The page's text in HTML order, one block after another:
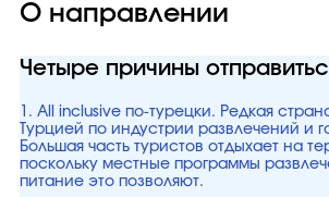
О направлении
Четыре причины
1. All inclusive по-турецки. Редкая
Турцией по индустрии развлечений и
Большая часть туристов отдыхает на
поскольку местные программы
питание это позволяют.